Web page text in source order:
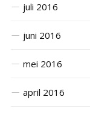
juli 2016
juni 2016
mei 2016
april 2016